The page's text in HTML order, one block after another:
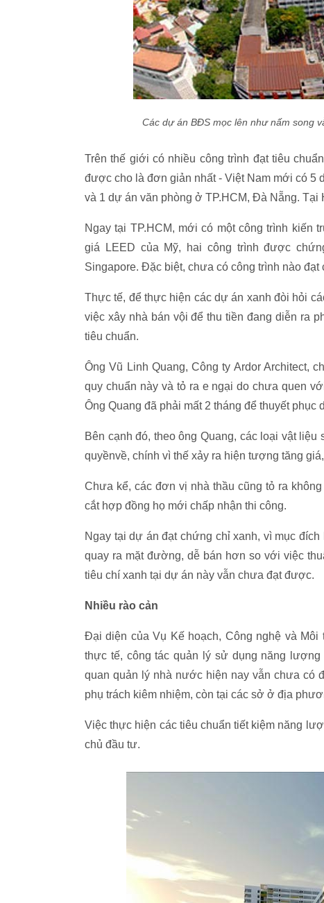
Các dự án BĐS mọc lên như nấm song
Trên thế giới có nhiều công trình đạt tiêu
được cho là đơn giản nhất - Việt Nam mới có 5
và 1 dự án văn phòng ở TP.HCM, Đà Nẵng.
Ngay tại TP.HCM, mới có một công trình kiến
giá LEED của Mỹ, hai công trình được
Singapore. Đặc biệt, chưa có công trình nào
Thực tế, để thực hiện các dự án xanh đòi hỏi
việc xây nhà bán vội để thu tiền đang diễn ra
tiêu chuẩn.
Ông Vũ Linh Quang, Công ty Ardor Architect,
quy chuẩn này và tỏ ra e ngại do chưa quen
Ông Quang đã phải mất 2 tháng để thuyết phục
Bên cạnh đó, theo ông Quang, các loại vật
quyềnvề, chính vì thế xảy ra hiện tượng tăng
Chưa kể, các đơn vị nhà thầu cũng tỏ ra
cắt hợp đồng họ mới chấp nhận thi công.
Ngay tại dự án đạt chứng chỉ xanh, vì mục
quay ra mặt đường, dễ bán hơn so với việc
tiêu chí xanh tại dự án này vẫn chưa đạt được.
Nhiều rào cản
Đại diện của Vụ Kế hoạch, Công nghệ và
thực tế, công tác quản lý sử dụng năng
quan quản lý nhà nước hiện nay vẫn chưa có
phụ trách kiêm nhiệm, còn tại các sở ở địa
Việc thực hiện các tiêu chuẩn tiết kiệm năng
chủ đầu tư.